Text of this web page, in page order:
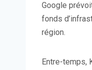
Google
fonds
région.
Entre-temps,